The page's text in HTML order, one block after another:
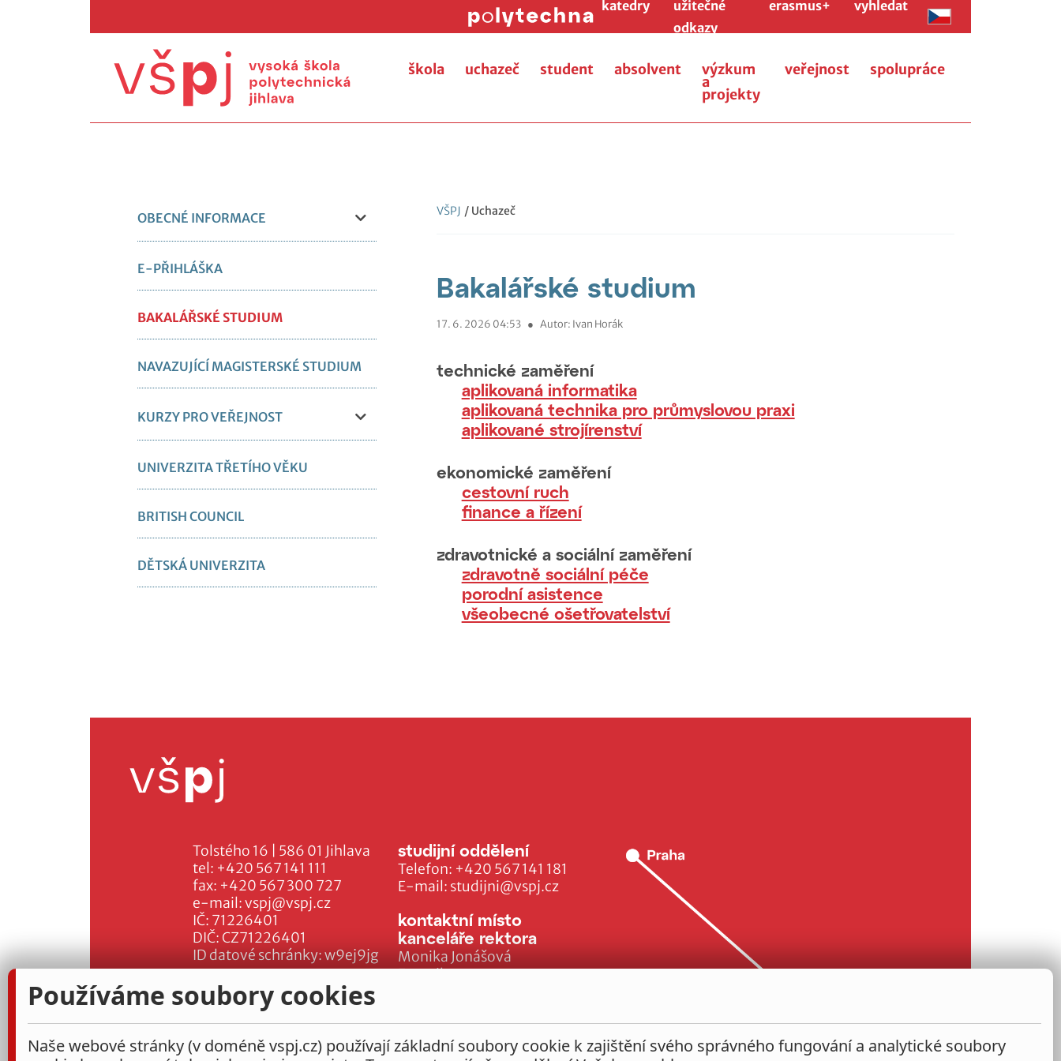
katedry
užitečné
odkazy
erasmus+ vyhledat
škola uchazeč student absolvent výzkum
a
projekty
veřejnost spolupráce
OBECNÉ INFORMACE
E-PŘIHLÁŠKA
BAKALÁŘSKÉ STUDIUM
NAVAZUJÍCÍ MAGISTERSKÉ STUDIUM
KURZY PRO VEŘEJNOST
UNIVERZITA TŘETÍHO VĚKU
BRITISH COUNCIL
DĚTSKÁ UNIVERZITA
VŠPJ / Uchazeč
Bakalářské studium
17. 6. 2026 04:53 ● Autor: Ivan Horák
technické zaměření
aplikovaná informatika
aplikovaná technika pro průmyslovou praxi
aplikované strojírenství
ekonomické zaměření
cestovní ruch
finance a řízení
zdravotnické a sociální zaměření
zdravotně sociální péče
porodní asistence
všeobecné ošetřovatelství
Tolstého 16 | 586 01 Jihlava
tel: +420 567 141 111
fax: +420 567 300 727
e-mail:vspj@vspj.cz
IČ: 71226401
DIČ: CZ71226401
ID datové schránky: w9ej9jg
studijní oddělení
Telefon: +420 567 141 181
E-mail: studijni@vspj.cz
kontaktní místo
kanceláře rektora
Monika Jonášová
E-mail:
Používáme soubory cookies
Naše webové stránky (v doméně vspj.cz) používají základní soubory cookie k zajištění svého správného fungování a analytické soubory